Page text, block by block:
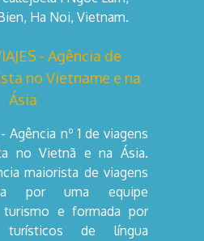
Ha Noi, Vietnam.
- Agência de
no Vietname e na
Ásia
Agência nº 1 de viagens
no Vietnã e na Ásia.
maiorista de viagens
por uma equipe
turismo e formada por
de língua